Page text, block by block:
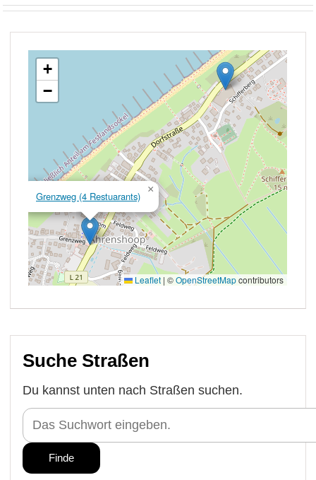
Suche Straßen
Du kannst unten nach Straßen suchen.